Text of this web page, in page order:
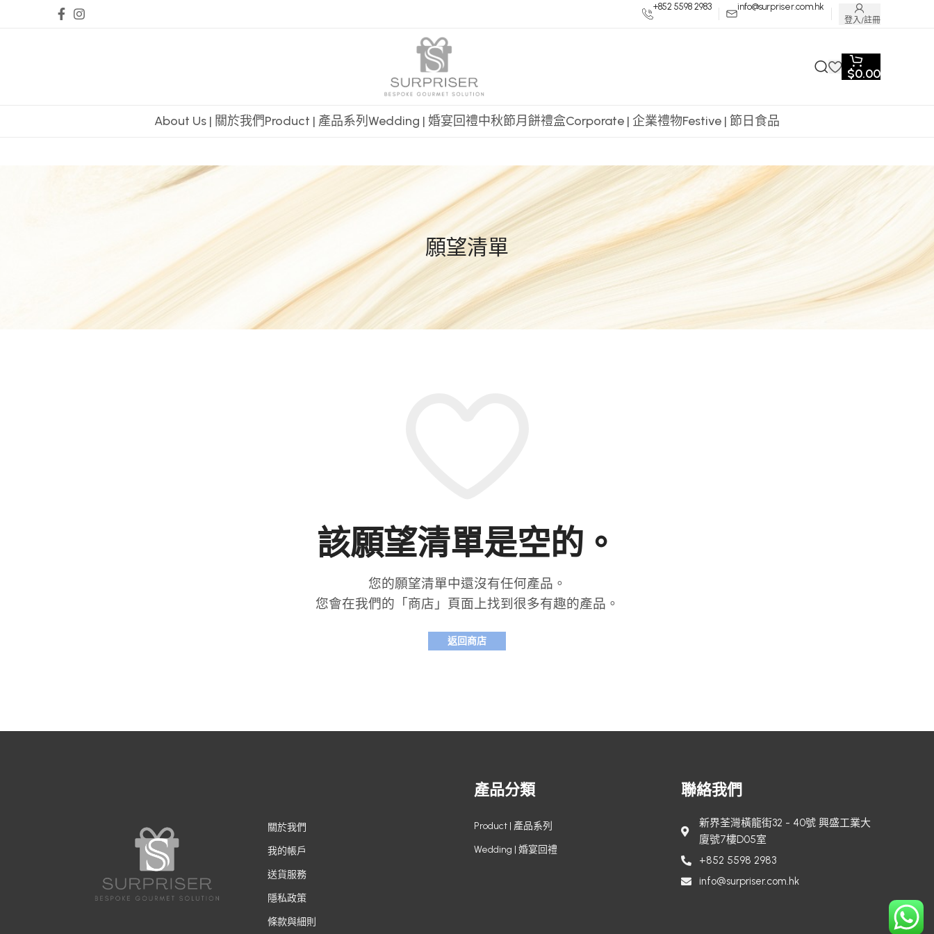
+852 5598 2983 info@surpriser.com.hk
登入/註冊
$0.00
About Us | 關於我們Product | 產品系列 Wedding | 婚宴回禮中秋節月餅禮盒Corporate | 企業禮物Festive | 節日食品
願望清單
該願望清單是空的。
您的願望清單中還沒有任何產品。
您會在我們的「商店」頁面上找到很多有趣的產品。
返回商店
關於我們
我的帳戶
送貨服務
隱私政策
條款與細則
產品分類
Product | 產品系列
Wedding | 婚宴回禮
聯絡我們
新界荃灣橫龍街32 - 40號 興盛工業大
廈號7樓D05室
+852 5598 2983
info@surpriser.com.hk